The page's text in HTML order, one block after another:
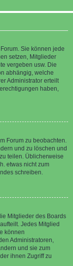
Sie können jede
setzen, Mitglieder
vergeben usw. Die
abhängig, welche
Administrator erteilt
haben,
Forum zu beobachten.
und zu löschen und
teilen. Üblicherweise
etwas nicht zum
schreiben.
Mitglieder des Boards
Jedes Mitglied
können
Administratoren,
und sie zum
ihnen Zugriff zu